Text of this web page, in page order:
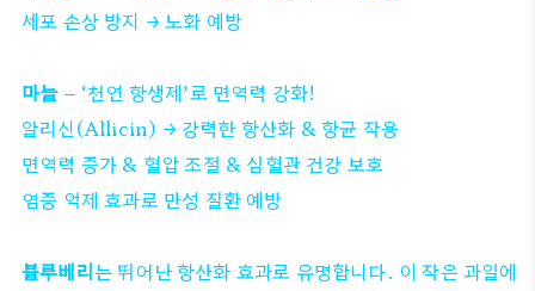
세포 손상 방지 → 노화 예방
마늘– ‘천연 항생제’로 면역력 강화!
알리신(Allicin) → 강력한 항산화 & 항균 작용
면역력 증가 & 혈압 조절 & 심혈관 건강 보호
염증 억제 효과로 만성 질환 예방
블루베리는 뛰어난 항산화 효과로 유명합니다. 이 작은 과일에